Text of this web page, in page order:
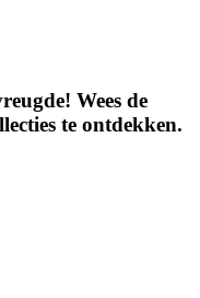
Wees de
te ontdekken.